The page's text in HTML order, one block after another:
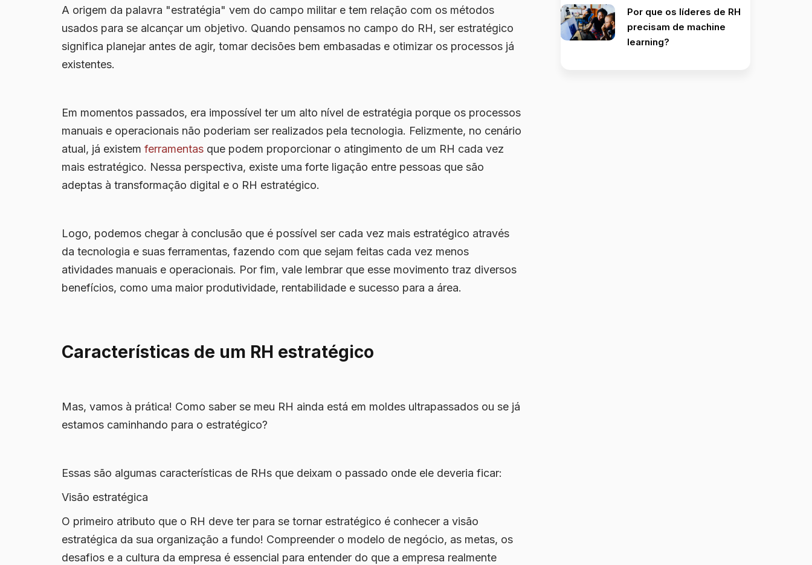
A origem da palavra "estratégia" vem do campo militar e tem relação com os métodos
usados para se alcançar um objetivo. Quando pensamos no campo do RH, ser estratégico
significa planejar antes de agir, tomar decisões bem embasadas e otimizar os processos já
existentes.
Em momentos passados, era impossível ter um alto nível de estratégia porque os processos
manuais e operacionais não poderiam ser realizados pela tecnologia. Felizmente, no cenário
atual, já existem ferramentas que podem proporcionar o atingimento de um RH cada vez
mais estratégico. Nessa perspectiva, existe uma forte ligação entre pessoas que são
adeptas à transformação digital e o RH estratégico.
Logo, podemos chegar à conclusão que é possível ser cada vez mais estratégico através
da tecnologia e suas ferramentas, fazendo com que sejam feitas cada vez menos
atividades manuais e operacionais. Por fim, vale lembrar que esse movimento traz diversos
benefícios, como uma maior produtividade, rentabilidade e sucesso para a área.
Características de um RH estratégico
Mas, vamos à prática! Como saber se meu RH ainda está em moldes ultrapassados ou se já
estamos caminhando para o estratégico?
Essas são algumas características de RHs que deixam o passado onde ele deveria ficar:
Visão estratégica
O primeiro atributo que o RH deve ter para se tornar estratégico é conhecer a visão
estratégica da sua organização a fundo! Compreender o modelo de negócio, as metas, os
desafios e a cultura da empresa é essencial para entender do que a empresa realmente
Por que os líderes de RH
precisam de machine
learning?